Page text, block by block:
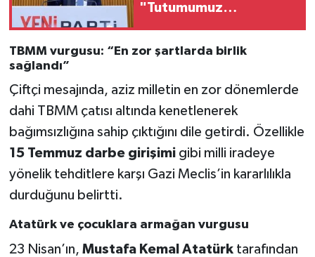
"Tutumumuz
yanlış"
TBMM vurgusu: “En zor şartlarda birlik
sağlandı”
Çiftçi mesajında, aziz milletin en zor dönemlerde
dahi TBMM çatısı altında kenetlenerek
bağımsızlığına sahip çıktığını dile getirdi. Özellikle
15 Temmuz darbe girişimigibi milli iradeye
yönelik tehditlere karşı Gazi Meclis’in kararlılıkla
durduğunu belirtti.
Atatürk ve çocuklara armağan vurgusu
23 Nisan’ın, Mustafa Kemal Atatürktarafından